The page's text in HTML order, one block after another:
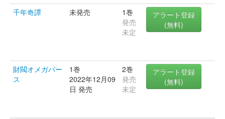
千年奇譚
未発売
1巻
発売
未定
アラート登録
(無料)
財閥オメガバー
ス
1巻
2022年12月09
日 発売
2巻
発売
未定
アラート登録
(無料)